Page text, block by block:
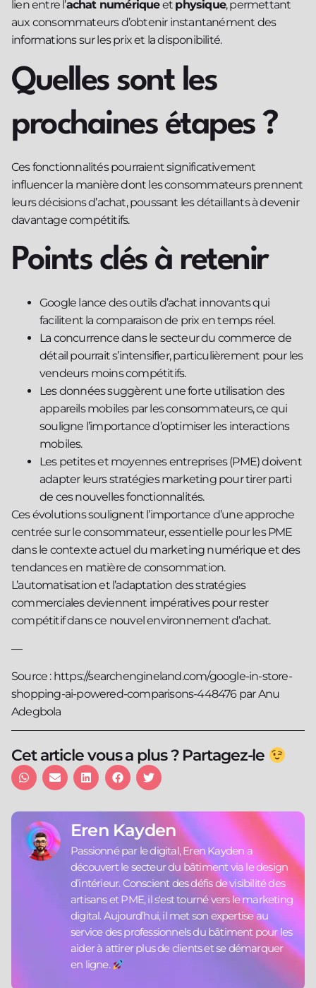
lien entre l’achat numériqueet physique, permettant
aux consommateurs d’obtenir instantanément des
informations sur les prix et la disponibilité.
Quelles sont les
prochaines étapes ?
Ces fonctionnalités pourraient significativement
influencer la manière dont les consommateurs prennent
leurs décisions d’achat, poussant les détaillants à devenir
davantage compétitifs.
Points clés à retenir
Google lance des outils d’achat innovants qui
facilitent la comparaison de prix en temps réel.
La concurrence dans le secteur du commerce de
détail pourrait s’intensifier, particulièrement pour les
vendeurs moins compétitifs.
Les données suggèrent une forte utilisation des
appareils mobiles par les consommateurs, ce qui
souligne l’importance d’optimiser les interactions
mobiles.
Les petites et moyennes entreprises (PME) doivent
adapter leurs stratégies marketing pour tirer parti
de ces nouvelles fonctionnalités.
Ces évolutions soulignent l’importance d’une approche
centrée sur le consommateur, essentielle pour les PME
dans le contexte actuel du marketing numérique et des
tendances en matière de consommation.
L’automatisation et l’adaptation des stratégies
commerciales deviennent impératives pour rester
compétitif dans ce nouvel environnement d’achat.
—
Source : https://searchengineland.com/google-in-store-
shopping-ai-powered-comparisons-448476 par Anu
Adegbola
Cet article vous a plus ? Partagez-le
Eren Kayden
Passionné par le digital, Eren Kayden a
découvert le secteur du bâtiment via le design
d’intérieur. Conscient des défis de visibilité des
artisans et PME, il s'est tourné vers le marketing
digital. Aujourd’hui, il met son expertise au
service des professionnels du bâtiment pour les
aider à attirer plus de clients et se démarquer
en ligne.